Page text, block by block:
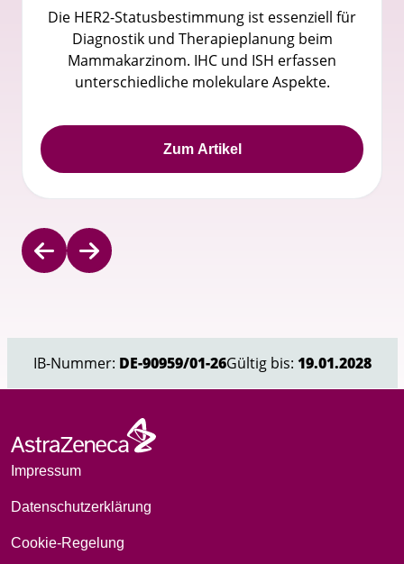
Die HER2-Statusbestimmung ist essenziell für
Diagnostik und Therapieplanung beim
Mammakarzinom. IHC und ISH erfassen
unterschiedliche molekulare Aspekte.
Zum Artikel
IB-Nummer: DE-90959/01-26Gültig bis: 19.01.2028
Impressum
Datenschutzerklärung
Cookie-Regelung